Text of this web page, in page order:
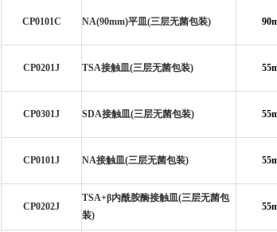
CP0101C NA(90mm)平皿(三层无菌包装)
CP0201J TSA接触皿(三层无菌包装)
CP0301J SDA接触皿(三层无菌包装)
CP0101J NA接触皿(三层无菌包装)
CP0202J
TSA+β内酰胺酶接触皿(三层无菌包
装)